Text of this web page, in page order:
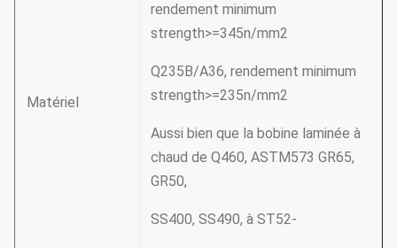
Matériel
rendement minimum
strength>=345n/mm2
Q235B/A36, rendement minimum
strength>=235n/mm2
Aussi bien que la bobine laminée à
chaud de Q460, ASTM573 GR65,
GR50,
SS400, SS490, à ST52-